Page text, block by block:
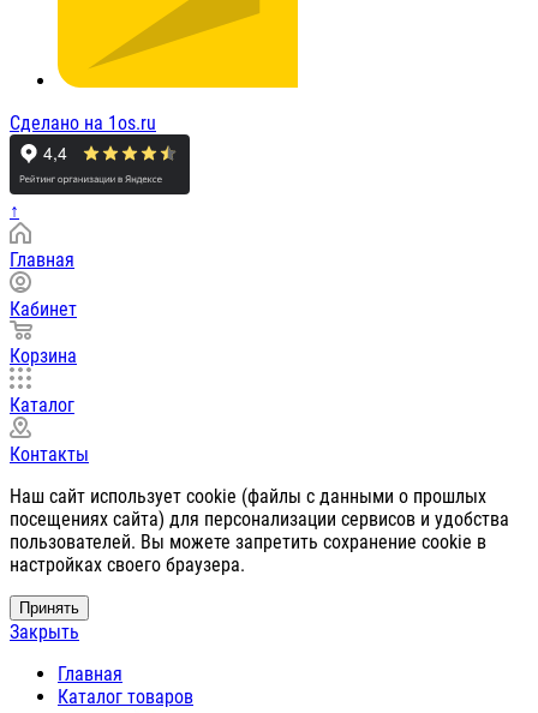
Сделано на 1os.ru
↑
Главная
Кабинет
Корзина
Каталог
Контакты
Наш сайт использует cookie (файлы с данными о прошлых
посещениях сайта) для персонализации сервисов и удобства
пользователей. Вы можете запретить сохранение cookie в
настройках своего браузера.
Принять
Закрыть
Главная
Каталог товаров